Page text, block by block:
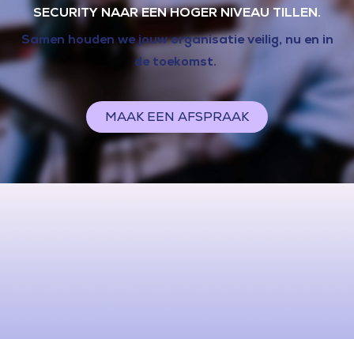
SECURITY NAAR EEN HOGER NIVEAU TILLEN.
Samen houden we jouw organisatie veilig, nu en in
de toekomst.
MAAK EEN AFSPRAAK